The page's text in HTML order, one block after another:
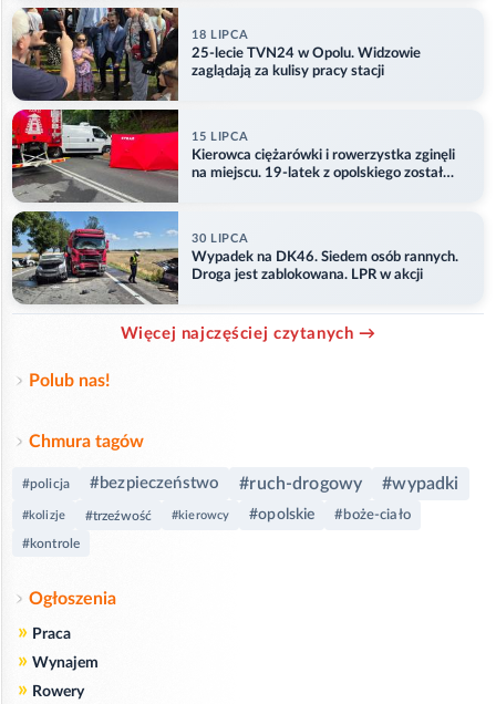
18 LIPCA
25-lecie TVN24 w Opolu. Widzowie
zaglądają za kulisy pracy stacji
15 LIPCA
Kierowca ciężarówki i rowerzystka zginęli
na miejscu. 19-latek z opolskiego został
30 LIPCA
Wypadek na DK46. Siedem osób rannych.
Droga jest zablokowana. LPR w akcji
Więcej najczęściej czytanych →
Polub nas!
Chmura tagów
#policja #bezpieczeństwo #ruch-drogowy #wypadki
#kolizje #trzeźwość #kierowcy #opolskie #boże-ciało
#kontrole
Ogłoszenia
» Praca
» Wynajem
» Rowery